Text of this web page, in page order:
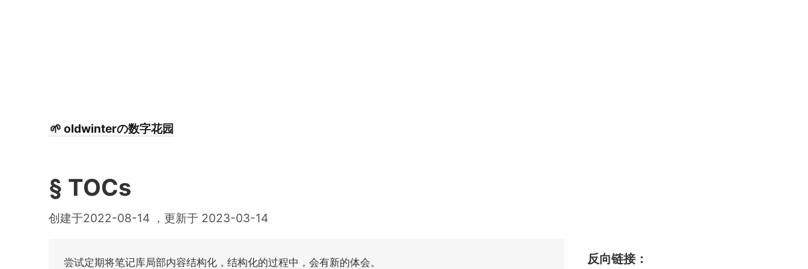
🌱 oldwinterの数字花园
§ TOCs
创建于2022-08-14 ，更新于 2023-03-14
尝试定期将笔记库局部内容结构化，结构化的过程中，会有新的体会。 反向链接：